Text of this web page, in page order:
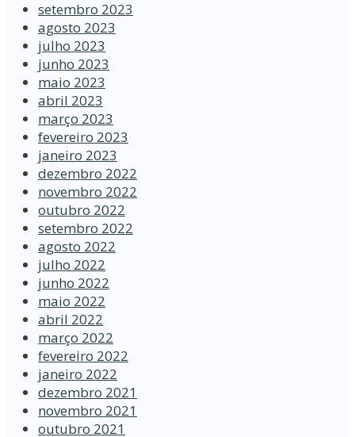
setembro 2023
agosto 2023
julho 2023
junho 2023
maio 2023
abril 2023
março 2023
fevereiro 2023
janeiro 2023
dezembro 2022
novembro 2022
outubro 2022
setembro 2022
agosto 2022
julho 2022
junho 2022
maio 2022
abril 2022
março 2022
fevereiro 2022
janeiro 2022
dezembro 2021
novembro 2021
outubro 2021